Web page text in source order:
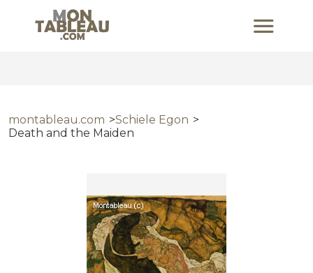
montableau.com
Schiele Egon
Death and the Maiden